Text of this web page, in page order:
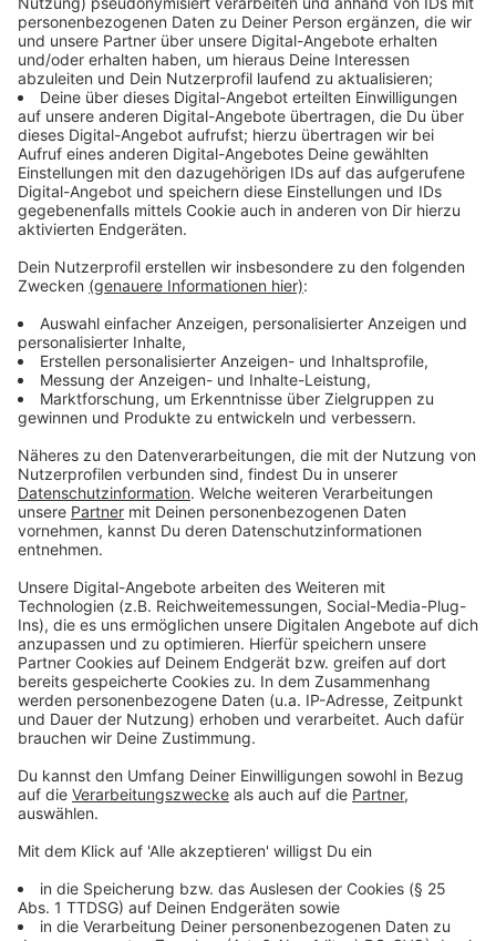
Nachmittag. In Osnabrück startet die Demo um 13 Uhr
30. Eine Liste mit allen Demos in der Region isthier.
Anzeige
09:15 Parking-Day in Münster
Münster macht heute beim Parking-Day mit. Auf dem
Hansaring gilt den ganzen Tag Tempo 30 - und viele
Parkplätze sind gesperrt. Für die Aktion gestalten
Radfahrer und Fußgänger Parkplätze um - mit
der öffentliche Raum allen gehört - nicht nur den
Autos.
Anzeige
07:10 Mobilitätskonzept in Ibbenbüren
Immer mehr Ibbenbürener benutzen das Auto auch für
kurze Strecken von wenigen hundert Metern. Das hat
ein Fachbüro für die Stadt Ibbenbüren
herausgefunden. Das Fachbüro erarbeitet ein
Mobilitätskonzept und darum ging es am Abend
(19.09.19) im Ibbenbürener Bauausschuss. Kritik gibt
es bei den Radwegen. Fast ein Drittel der
Ibbenbürener Haushalte hat ein E-Bike. Bus und Bahn
werden von zehn Prozent genutzt. Verkehrsplaner
fragen die Ibbenbürener nach ihren Wünschen. Bis zum
kommenden Jahr erarbeitet das Fachbüro Vorschläge.
Anzeige